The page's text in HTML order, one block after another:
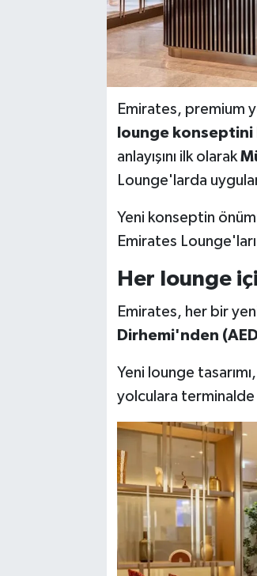
Emirates, premium
lounge konseptini
anlayışını ilk olarak
Lounge'larda
Yeni konseptin
Emirates
Her lounge
Emirates, her bir
Dirhemi'nden
Yeni lounge
yolculara